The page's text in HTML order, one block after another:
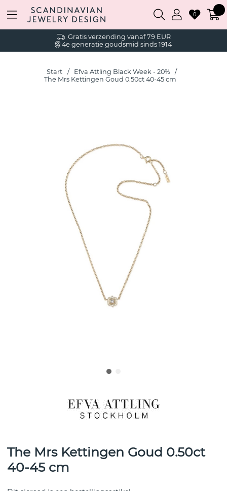
Gratis verzending vanaf 79 EUR
4e generatie goudsmid sinds 1914
0
Start
Efva Attling Black Week - 20%
The Mrs Kettingen Goud 0.50ct 40-45 cm
The Mrs Kettingen Goud 0.50ct
40-45 cm